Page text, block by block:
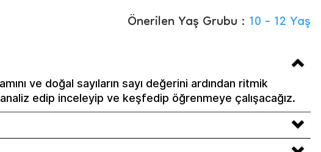
Önerilen Yaş Grubu :10 - 12 Yaş
ve doğal sayıların sayı değerini ardından ritmik
edip inceleyip ve keşfedip öğrenmeye çalışacağız.